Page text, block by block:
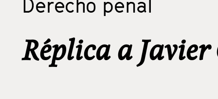
Derecho penal
Réplica a